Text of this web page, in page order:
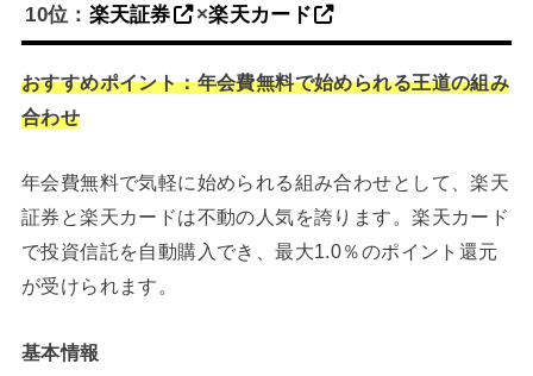
10位： 楽天証券 ×楽天カード
おすすめポイント：年会費無料で始められる王道の組み
合わせ
年会費無料で気軽に始められる組み合わせとして、楽天
証券と楽天カードは不動の人気を誇ります。楽天カード
で投資信託を自動購入でき、最大1.0％のポイント還元
が受けられます。
基本情報